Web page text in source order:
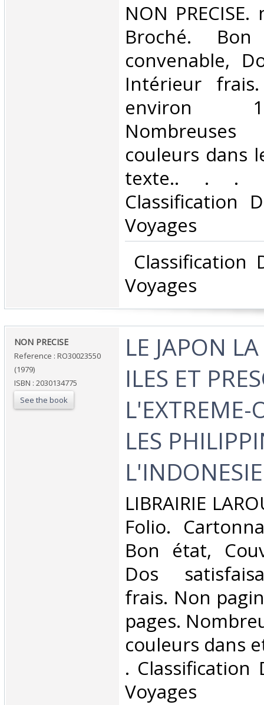
‎NON
Broché.
convenable,
Intérieur
environ
couleurs dans
texte.. . .
Classification
Voyages‎
Classification
Voyages‎
‎NON PRECISE‎
Reference : RO30023550
(1979)
ISBN : 2030134775
See the book
‎LE JAPON
ILES ET
L'EXTREME-
LES
L'INDONESIE‎
‎LIBRAIRIE
Folio.
Bon état,
Dos
frais. Non
pages.
couleurs dans
. Classification
Voyages‎